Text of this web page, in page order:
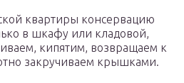
квартиры консервацию
в шкафу или кладовой,
кипятим, возвращаем к
закручиваем крышками.